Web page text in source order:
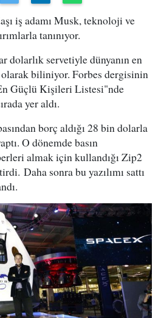
iş adamı Musk, teknoloji ve
tanınıyor.
dolarlık servetiyle dünyanın en
biliniyor. Forbes dergisinin
Güçlü Kişileri Listesi"nde
yer aldı.
borç aldığı 28 bin dolarla
O dönemde basın
almak için kullandığı Zip2
Daha sonra bu yazılımı sattı